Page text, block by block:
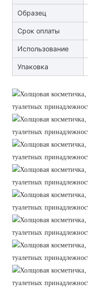
Образец
Срок оплаты
Использование
Упаковка